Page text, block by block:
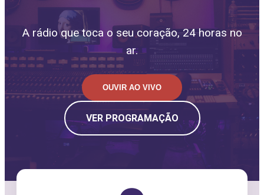
A rádio que toca o seu coração, 24 horas no
ar.
OUVIR AO VIVO
VER PROGRAMAÇÃO